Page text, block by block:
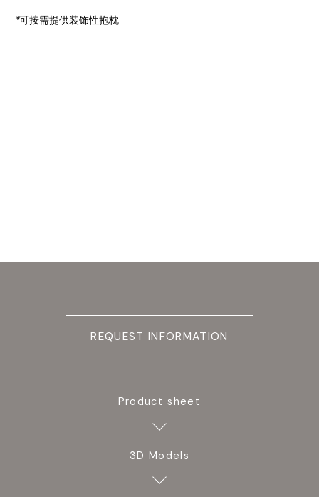
*可按需提供装饰性抱枕
REQUEST INFORMATION
Product sheet
3D Models